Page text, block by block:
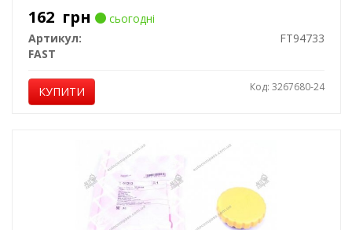
162 грн
сьогодні
Артикул:
FT94733
FAST
КУПИТИ Код: 3267680-24